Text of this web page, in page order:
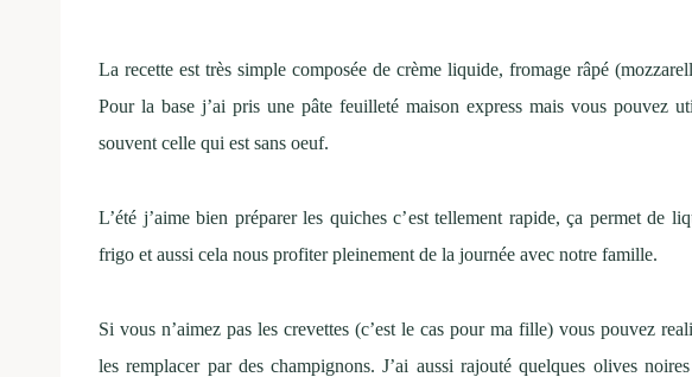
La recette est très simple composée de crème liquide, fromage râpé
Pour la base j’ai pris une pâte feuilleté maison express mais vous pouvez
souvent celle qui est sans oeuf.
L’été j’aime bien préparer les quiches c’est tellement rapide, ça permet de
frigo et aussi cela nous profiter pleinement de la journée avec notre famille.
Si vous n’aimez pas les crevettes (c’est le cas pour ma fille) vous pouvez
les remplacer par des champignons. J’ai aussi rajouté quelques olives